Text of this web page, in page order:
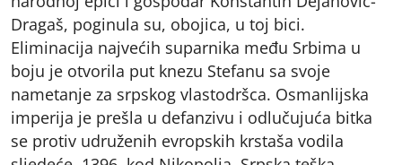
Dragaš, poginula su, obojica, u toj bici.
Eliminacija najvećih suparnika među Srbima u
boju je otvorila put knezu Stefanu sa svoje
nametanje za srpskog vlastodršca. Osmanlijska
imperija je prešla u defanzivu i odlučujuća bitka
se protiv udruženih evropskih krstaša vodila